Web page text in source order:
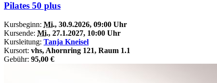
Pilates 50 plus
Kursbeginn: Mi., 30.9.2026, 09:00 Uhr
Kursende: Mi., 27.1.2027, 10:00 Uhr
Kursleitung: Tanja Kneisel
Kursort: vhs, Ahornring 121, Raum 1.1
Gebühr: 95,00 €